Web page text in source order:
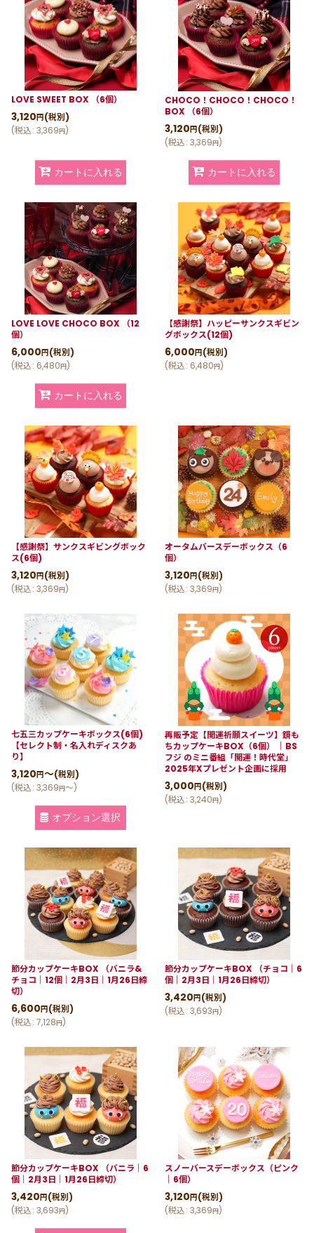
LOVE SWEET BOX （6個）
3,120 円(税別)
(税込: 3,369円)
カートに入れる
CHOCO！CHOCO！CHOCO！
BOX （6個）
3,120円(税別)
(税込: 3,369円)
カートに入れる
LOVE LOVE CHOCO BOX （12
個）
6,000円(税別)
(税込: 6,480円)
カートに入れる
【感謝祭】ハッピーサンクスギビン
グボックス(12個)
6,000円(税別)
(税込: 6,480円)
【感謝祭】サンクスギビングボック
ス(6個)
3,120円(税別)
(税込: 3,369円)
オータムバースデーボックス（6
個）
3,120円(税別)
(税込: 3,369円)
七五三カップケーキボックス(6個)
【セレクト制・名入れディスクあ
り】
3,120 円～(税別)
(税込: 3,369円～)
オプション選択
再販予定【開運祈願スイーツ】鏡も
ちカップケーキBOX（6個） ｜BS
フジ のミニ番組「開運！時代堂」
2025年Xプレゼント企画に採用
3,000円(税別)
(税込: 3,240円)
節分カップケーキBOX （バニラ&
チョコ｜12個｜2月3日｜1月26日締
切）
6,600 円(税別)
(税込: 7,128円)
節分カップケーキBOX （チョコ｜6
個｜2月3日｜1月26日締切）
3,420 円(税別)
(税込: 3,693円)
節分カップケーキBOX （バニラ｜6
個｜2月3日｜1月26日締切）
3,420 円(税別)
(税込: 3,693円)
スノーバースデーボックス（ピンク
｜6個）
3,120 円(税別)
(税込: 3,369円)